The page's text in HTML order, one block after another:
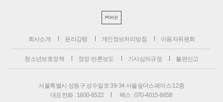
PC버전
회사소개 윤리강령 개인정보처리방침 이용자위원회
청소년보호정책 정정·반론보도 기사심의규정 불편신고
서울특별시 성동구 성수일로 39-34 서울숲더스페이스 12층
대표전화 : 1800-6522
팩스 : 070-4015-8658